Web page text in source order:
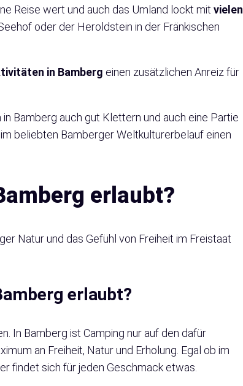
Reise wert und auch das Umland lockt mit vielen
oder der Heroldstein in der Fränkischen
in Bamberg einen zusätzlichen Anreiz für
Bamberg auch gut Klettern und auch eine Partie
beliebten Bamberger Weltkulturerbelauf einen
erlaubt?
Natur und das Gefühl von Freiheit im Freistaat
erlaubt?
In Bamberg ist Camping nur auf den dafür
an Freiheit, Natur und Erholung. Egal ob im
findet sich für jeden Geschmack etwas.